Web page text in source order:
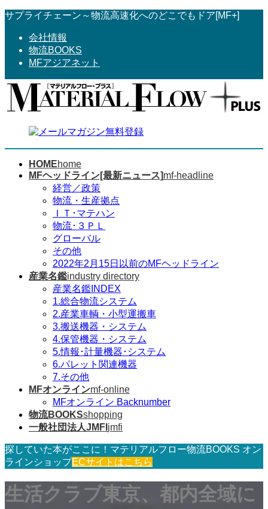
コ
へ
ス
ナ
ョ
ン
サプライチェーン～物流高速化へのどこでもドア[MF+]
会社情報
物流BOOKS
MFアジアネット
HOMEhome
MFヘッドライン[最新ニュース]mf-headline
経営／政策
物流・生産拠点
ＩＴ･マテハン
物流･３ＰＬ
グローバル
その他
2022年2月15日以前のMFヘッドライン
産業名鑑industry directory
産業名鑑INDEX
1.総合物流システム
2.産業車輌・小型運搬車
3.搬送機器・システム
4.保管機器・システム
5.情報･計量機器･システム
6.パレット関連機器
7.その他
MFオンラインmf-online
MFオンライン Backnumber
物流BOOKSshopping
一般社団法人JMFI jmfi
探していた本がここに！マテリアルフロー物流BOOKS オン
ラインショップECサイトはこちら
生活クラブ東京、都内全域に